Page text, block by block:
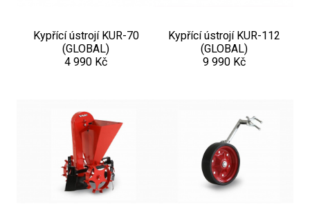
Kypřící ústrojí KUR-70
(GLOBAL)
4 990 Kč
Kypřící ústrojí KUR-112
(GLOBAL)
9 990 Kč